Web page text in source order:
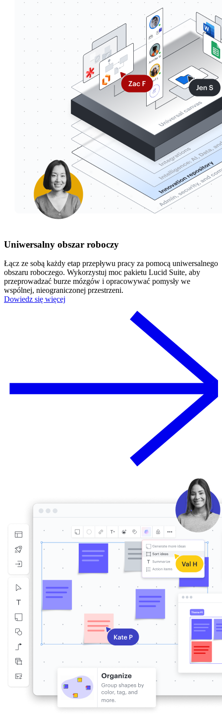
Uniwersalny obszar roboczy
Łącz ze sobą każdy etap przepływu pracy za pomocą uniwersalnego
obszaru roboczego. Wykorzystuj moc pakietu Lucid Suite, aby
przeprowadzać burze mózgów i opracowywać pomysły we
wspólnej, nieograniczonej przestrzeni.
Dowiedz się więcej